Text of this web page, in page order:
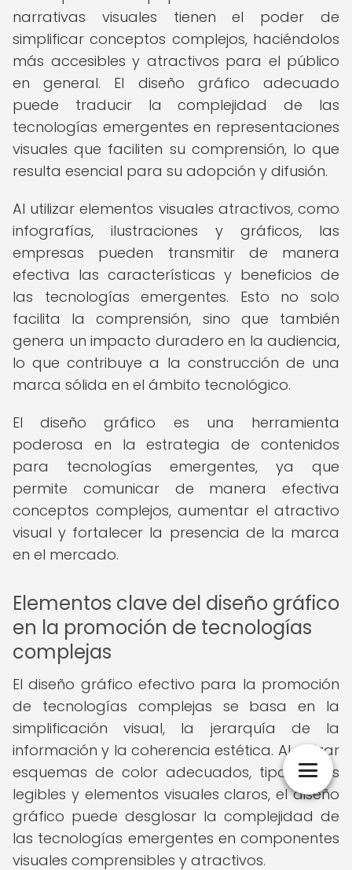
narrativas visuales tienen el poder de
simplificar conceptos complejos, haciéndolos
más accesibles y atractivos para el público
en general. El diseño gráfico adecuado
puede traducir la complejidad de las
tecnologías emergentes en representaciones
visuales que faciliten su comprensión, lo que
resulta esencial para su adopción y difusión.
Al utilizar elementos visuales atractivos, como
infografías, ilustraciones y gráficos, las
empresas pueden transmitir de manera
efectiva las características y beneficios de
las tecnologías emergentes. Esto no solo
facilita la comprensión, sino que también
genera un impacto duradero en la audiencia,
lo que contribuye a la construcción de una
marca sólida en el ámbito tecnológico.
El diseño gráfico es una herramienta
poderosa en la estrategia de contenidos
para tecnologías emergentes, ya que
permite comunicar de manera efectiva
conceptos complejos, aumentar el atractivo
visual y fortalecer la presencia de la marca
en el mercado.
Elementos clave del diseño gráfico
en la promoción de tecnologías
complejas
El diseño gráfico efectivo para la promoción
de tecnologías complejas se basa en la
simplificación visual, la jerarquía de la
información y la coherencia estética. Al utilizar
esquemas de color adecuados, tipografías
legibles y elementos visuales claros, el diseño
gráfico puede desglosar la complejidad de
las tecnologías emergentes en componentes
visuales comprensibles y atractivos.